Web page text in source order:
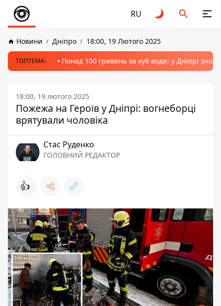
RU
Новини Дніпро 18:00, 19 Лютого 2025
ТОПТЕМА: Понад 100 гривень за куб води: у Дніпрі
18:00, 19 лютого 2025
Пожежа на Героїв у Дніпрі: вогнеборці
врятували чоловіка
Стас Руденко
ГОЛОВНИЙ РЕДАКТОР
👍